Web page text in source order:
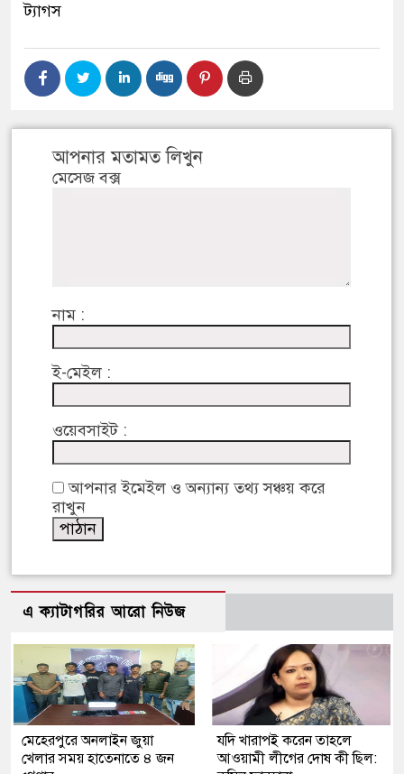
ট্যাগস
আপনার মতামত লিখুন
মেসেজ বক্স
নাম :
ই-মেইল :
ওয়েবসাইট :
আপনার ইমেইল ও অন্যান্য তথ্য সঞ্চয় করে
রাখুন
এ ক্যাটাগরির আরো নিউজ
মেহেরপুরে অনলাইন জুয়া
খেলার সময় হাতেনাতে ৪ জন
যদি খারাপই করেন তাহলে
আওয়ামী লীগের দোষ কী ছিল: